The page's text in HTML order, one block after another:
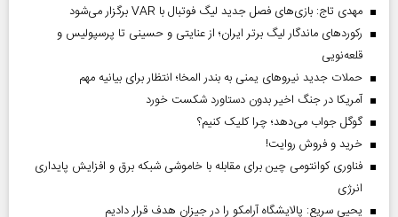
مهدی تاج: بازی‌های فصل جدید لیگ فوتبال با VAR برگزار می‌شود
رکورد‌های ماندگار لیگ برتر ایران؛ از عنایتی و حسینی تا پرسپولیس و
قلعه‌نویی
حملات جدید نیروهای یمنی به بندر المخا؛ انتظار برای بیانیه مهم
آمریکا در جنگ اخیر بدون دستاورد شکست خورد
گوگل جواب می‌دهد؛ چرا کلیک کنیم؟
خرید و فروش روایت!
فناوری کوانتومی چین برای مقابله با خاموشی شبکه برق و افزایش پایداری
انرژی
یحیی سریع: پالایشگاه آرامکو را در جیزان هدف قرار دادیم